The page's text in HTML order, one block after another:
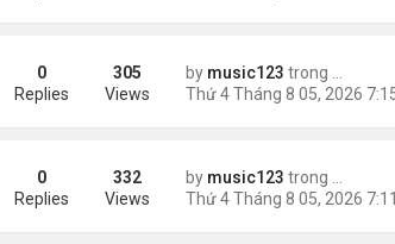
by music123 trong
0
Replies
305
Views
by music123 trong
0
Replies
332
Views